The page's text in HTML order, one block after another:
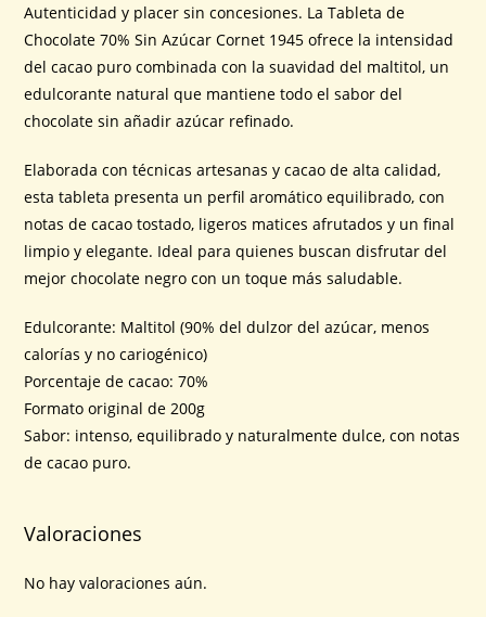
Autenticidad y placer sin concesiones. La Tableta de
Chocolate 70% Sin Azúcar Cornet 1945 ofrece la intensidad
del cacao puro combinada con la suavidad del maltitol, un
edulcorante natural que mantiene todo el sabor del
chocolate sin añadir azúcar refinado.
Elaborada con técnicas artesanas y cacao de alta calidad,
esta tableta presenta un perfil aromático equilibrado, con
notas de cacao tostado, ligeros matices afrutados y un final
limpio y elegante. Ideal para quienes buscan disfrutar del
mejor chocolate negro con un toque más saludable.
Edulcorante: Maltitol (90% del dulzor del azúcar, menos
calorías y no cariogénico)
Porcentaje de cacao: 70%
Formato original de 200g
Sabor: intenso, equilibrado y naturalmente dulce, con notas
de cacao puro.
Valoraciones
No hay valoraciones aún.